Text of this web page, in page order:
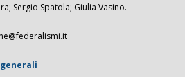
Sergio Spatola; Giulia Vasino.